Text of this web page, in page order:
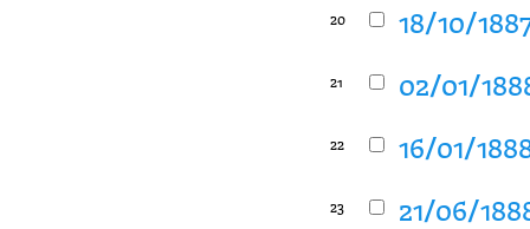
20 18/10/
21 02/01/
22 16/01/
23
21/06/